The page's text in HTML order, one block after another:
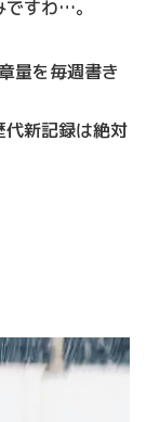
すわ…。
量を毎週書き
新記録は絶対